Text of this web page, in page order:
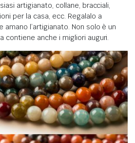
artigianato, collane, bracciali,
per la casa, ecc. Regalalo a
amano l’artigianato. Non solo è un
contiene anche i migliori auguri.